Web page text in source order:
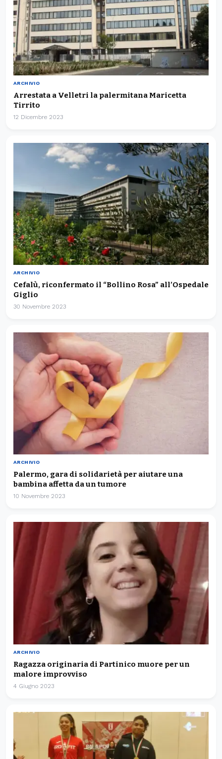
ARCHIVIO
Arrestata a Velletri la palermitana Maricetta
Tirrito
12 Dicembre 2023
ARCHIVIO
Cefalù, riconfermato il “Bollino Rosa” all’Ospedale
Giglio
30 Novembre 2023
ARCHIVIO
Palermo, gara di solidarietà per aiutare una
bambina affetta da un tumore
10 Novembre 2023
ARCHIVIO
Ragazza originaria di Partinico muore per un
malore improvviso
4 Giugno 2023